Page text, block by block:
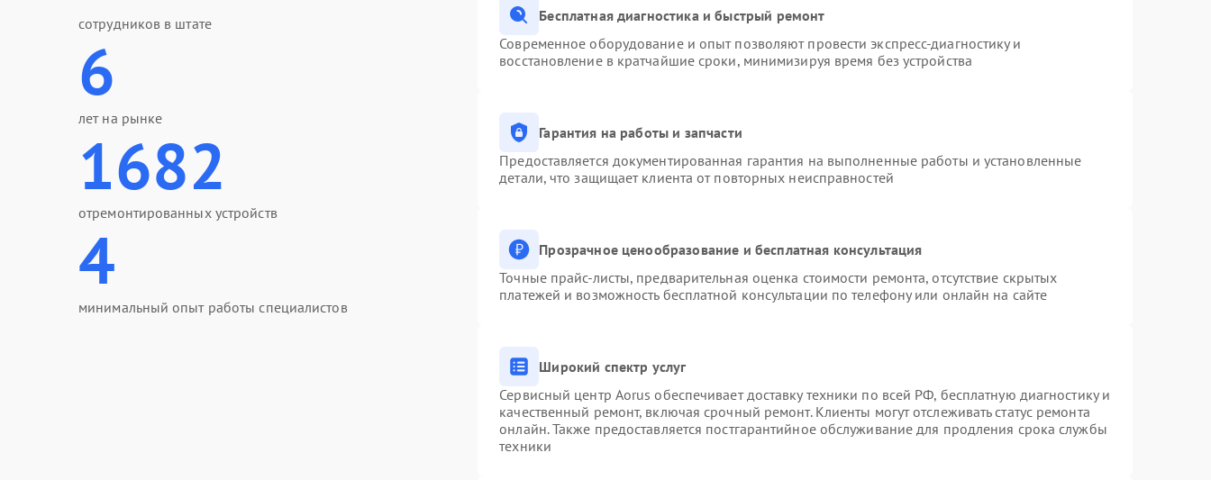
сотрудников в штате
6
лет на рынке
1682
отремонтированных устройств
4
минимальный опыт работы специалистов
Бесплатная диагностика и быстрый ремонт
Современное оборудование и опыт позволяют провести экспресс-диагностику и
восстановление в кратчайшие сроки, минимизируя время без устройства
Гарантия на работы и запчасти
Предоставляется документированная гарантия на выполненные работы и установленные
детали, что защищает клиента от повторных неисправностей
Прозрачное ценообразование и бесплатная консультация
Точные прайс-листы, предварительная оценка стоимости ремонта, отсутствие скрытых
платежей и возможность бесплатной консультации по телефону или онлайн на сайте
Широкий спектр услуг
Сервисный центр Aorus обеспечивает доставку техники по всей РФ, бесплатную диагностику и
качественный ремонт, включая срочный ремонт. Клиенты могут отслеживать статус ремонта
онлайн. Также предоставляется постгарантийное обслуживание для продления срока службы
техники